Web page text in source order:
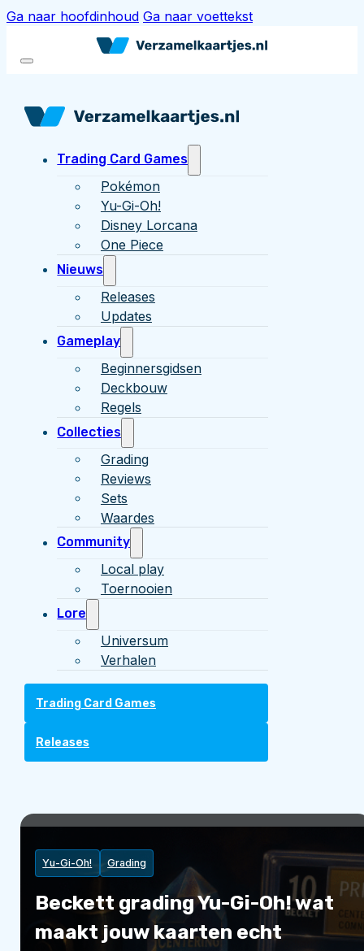
Ga naar hoofdinhoud Ga naar voettekst
Trading Card Games
Pokémon
Yu-Gi-Oh!
Disney Lorcana
One Piece
Nieuws
Releases
Updates
Gameplay
Beginnersgidsen
Deckbouw
Regels
Collecties
Grading
Reviews
Sets
Waardes
Community
Local play
Toernooien
Lore
Universum
Verhalen
Trading Card Games
Releases
Yu-Gi-Oh! Grading
Beckett grading Yu-Gi-Oh! wat
maakt jouw kaarten echt